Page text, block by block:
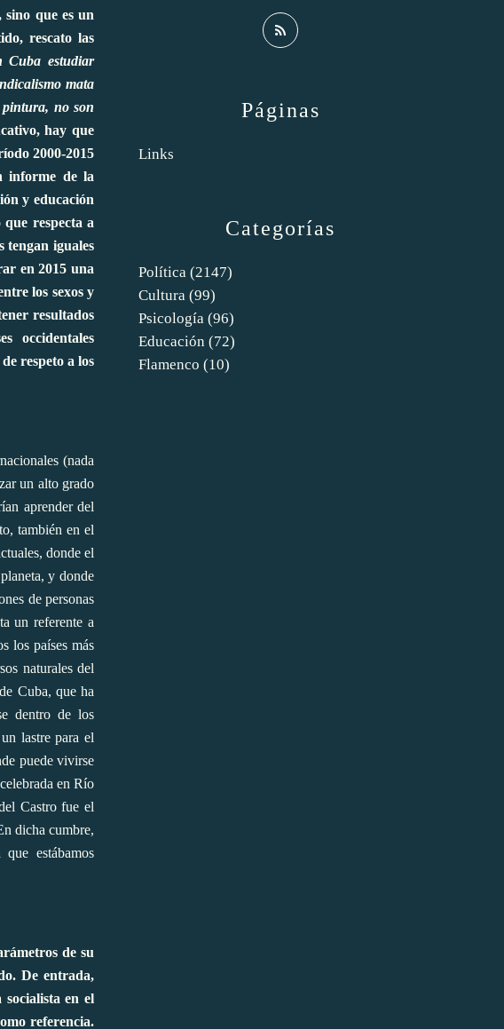
que es un
rescato las
Cuba estudiar
mata
no son
hay que
2000-2015
informe de la
y educación
respecta a
tengan iguales
en 2015 una
los sexos y
resultados
occidentales
respeto a los
(nada
un alto grado
aprender del
también en el
donde el
y donde
de personas
un referente a
los países más
naturales del
Cuba, que ha
dentro de los
lastre para el
puede vivirse
en Río
Castro fue el
dicha cumbre,
estábamos
de su
De entrada,
en el
referencia.
Categorías
Política (2147)
Cultura (99)
Psicología (96)
Educación (72)
Flamenco (10)
Páginas
Links